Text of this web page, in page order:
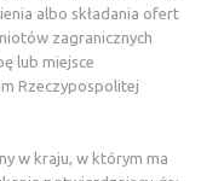
albo składania ofert
zagranicznych
lub miejsce
Rzeczypospolitej
w kraju, w którym ma